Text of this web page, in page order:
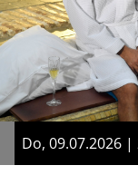
Do, 09.07.2026 |